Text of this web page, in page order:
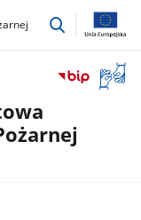
przejdź
okno